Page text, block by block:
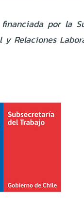
por la
y Relaciones